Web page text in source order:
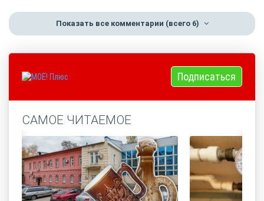
Показать все комментарии (всего 6)
Подписаться
САМОЕ ЧИТАЕМОЕ